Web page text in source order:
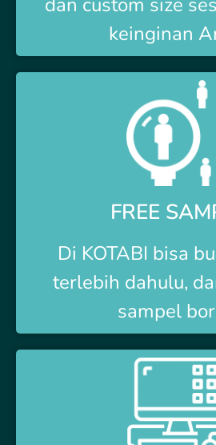
keinginan
FREE
Di KOTABI bisa
terlebih dahulu,
sampel